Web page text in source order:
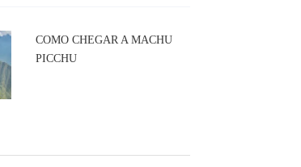
COMO CHEGAR A MACHU
PICCHU